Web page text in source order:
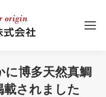
博多天然真鯛
載されました